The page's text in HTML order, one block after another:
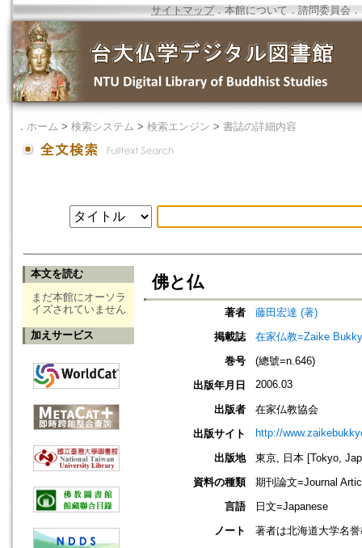
サイトマップ．本館について ． 諮問委員会 ．
． ホーム > 検索システム > 検索エンジン > 書誌の詳細内容
本文を読む
まだ本館にオーソラ
イズされていません
加えサービス
佛と仏
著者
藤田宏達 (著)
掲載誌
在家仏教=Zaike
巻号
(總號=n.646)
出版年月日
2006.03
出版者
在家仏教協会
出版サイト
http://
出版地
東京, 日本 [Tokyo,
資料の種類
期刊論文=Journal
言語
日文=Japanese
ノート
著者は北海道大学名